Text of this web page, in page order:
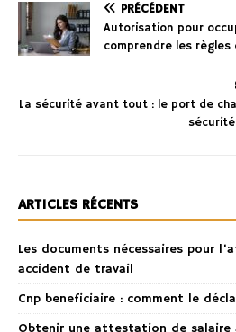
PRÉCÉDENT
Autorisation pour
comprendre les
La sécurité avant tout : le port de
ARTICLES RÉCENTS
Les documents nécessaires pour
accident de travail
Cnp beneficiaire : comment le